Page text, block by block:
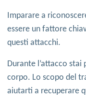
Imparare a
essere un fattore
questi attacchi.
Durante l’attacco
corpo. Lo scopo del
aiutarti a recuperare